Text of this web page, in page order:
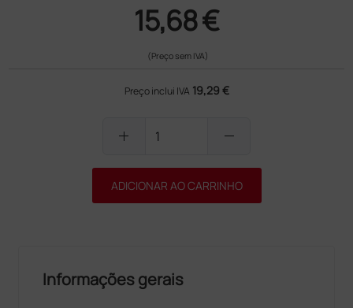
15,68 €
(Preço sem IVA)
Preço inclui IVA 19,29 €
add remove
ADICIONAR AO CARRINHO
Informações gerais